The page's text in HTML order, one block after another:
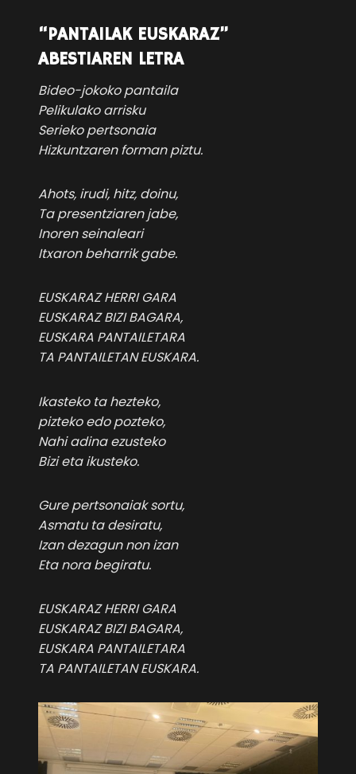
“PANTAILAK EUSKARAZ”
ABESTIAREN LETRA
Bideo-jokoko pantaila
Pelikulako arrisku
Serieko pertsonaia
Hizkuntzaren forman piztu.
Ahots, irudi, hitz, doinu,
Ta presentziaren jabe,
Inoren seinaleari
Itxaron beharrik gabe.
EUSKARAZ HERRI GARA
EUSKARAZ BIZI BAGARA,
EUSKARA PANTAILETARA
TA PANTAILETAN EUSKARA.
Ikasteko ta hezteko,
pizteko edo pozteko,
Nahi adina ezusteko
Bizi eta ikusteko.
Gure pertsonaiak sortu,
Asmatu ta desiratu,
Izan dezagun non izan
Eta nora begiratu.
EUSKARAZ HERRI GARA
EUSKARAZ BIZI BAGARA,
EUSKARA PANTAILETARA
TA PANTAILETAN EUSKARA.